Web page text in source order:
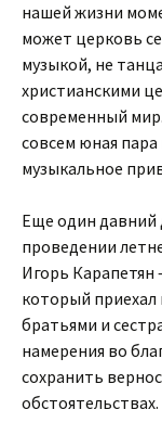
нашей жизни
может церковь
музыкой, не
христианскими
современный
совсем юная
музыкальное
Еще один давний
проведении
Игорь Карапетян
который приехал
братьями и
намерения во
сохранить
обстоятельствах.